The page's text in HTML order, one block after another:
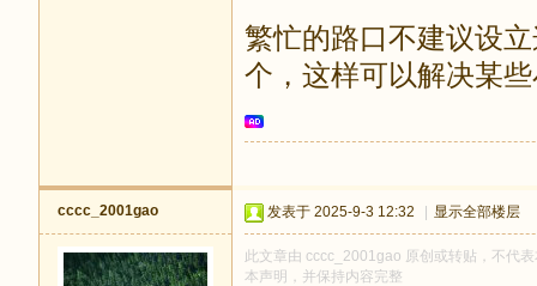
繁忙的路口不建议设
个，这样可以解决某
cccc_2001gao 发表于 2025-9-3 12:32 显示全部楼层
此文章由 cccc_2001gao 原创或转贴，不代
本声明，并保持内容完整